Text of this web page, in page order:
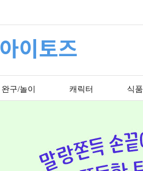
아이토즈
완구/놀이 캐릭터 식품